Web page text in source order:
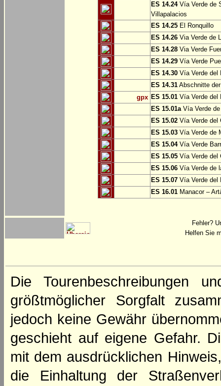
ES 14.24Vía Verde de
Villapalacios
ES 14.25 El Ronquillo
ES 14.26 Via Verde de
ES 14.28 Via Verde
ES 14.29 Vía Verde
ES 14.30 Vía Verde del
ES 14.31 Abschnitte
gpx ES 15.01 Vía Verde del
ES 15.01aVía Verde de
ES 15.02 Vía Verde del
ES 15.03 Vía Verde de
ES 15.04Vía Verde
ES 15.05 Vía Verde del
ES 15.06 Vía Verde de
ES 15.07 Vía Verde del
ES 16.01 Manacor –
Fehler?
Helfen Sie
Die Tourenbeschreibungen
größtmöglicher Sorgfalt
jedoch keine Gewähr
geschieht auf eigene Gefahr.
mit dem ausdrücklichen
die Einhaltung der